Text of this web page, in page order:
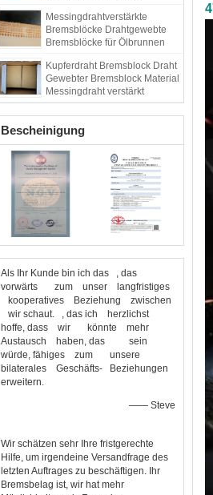
Messingdrahtverstärkte
Bremsblöcke Drahtgewebte
Bremsblöcke für Ölbrunnen
Kupferdraht Bremsblock Draht
Gewebter Bremsblock Material
Messingdraht verstärkt
Bescheinigung
Als Ihr Kunde bin ich das , das
vorwärts zum unser langfristiges
kooperatives Beziehung zwischen
wir schaut. , das ich herzlichst
hoffe, dass wir könnte mehr
Austausch haben, das sein
würde, fähiges zum unsere
bilaterales Geschäfts- Beziehungen
erweitern.
—— Steve
Wir schätzen sehr Ihre fristgerechte
Hilfe, um irgendeine Versandfrage des
letzten Auftrages zu beschäftigen. Ihr
Bremsbelag ist, wir hat mehr